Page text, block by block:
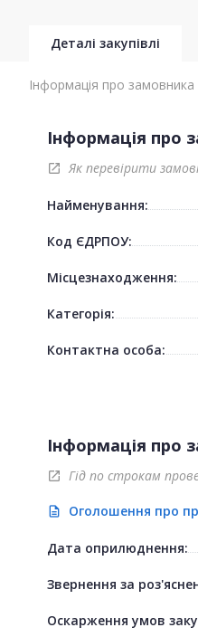
Деталі закупівлі
Інформація про замовника
Інформація про
open_in_new Як перевірити
Найменування:
Код ЄДРПОУ:
Місцезнаходження:
Категорія:
Контактна особа:
Інформація про
open_in_new Гід по строкам
description Оголошення про
Дата оприлюднення:
Звернення за
Оскарження умов